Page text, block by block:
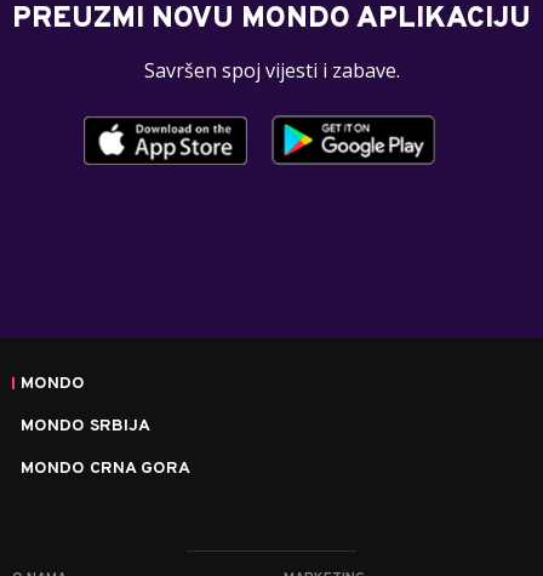
PREUZMI NOVU MONDO APLIKACIJU
Savršen spoj vijesti i zabave.
MONDO
MONDO SRBIJA
MONDO CRNA GORA